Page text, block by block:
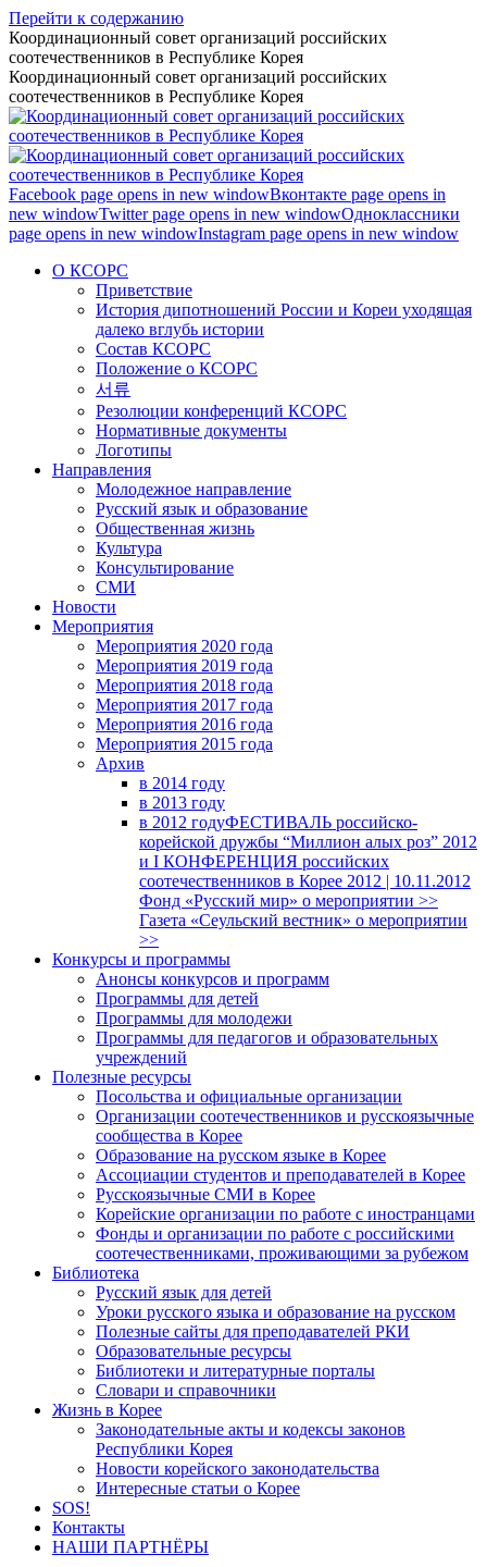
Перейти к содержанию
Координационный совет организаций российских
соотечественников в Республике Корея
Координационный совет организаций российских
соотечественников в Республике Корея
Facebook page opens in new windowВконтакте page opens in
new windowTwitter page opens in new windowОдноклассники
page opens in new windowInstagram page opens in new window
О КСОРС
Приветствие
История дипотношений России и Кореи уходящая
далеко вглубь истории
Состав КСОРС
Положение о КСОРС
서류
Резолюции конференций КСОРС
Нормативные документы
Логотипы
Направления
Молодежное направление
Русский язык и образование
Общественная жизнь
Культура
Консультирование
СМИ
Новости
Мероприятия
Мероприятия 2020 года
Мероприятия 2019 года
Мероприятия 2018 годa
Мероприятия 2017 года
Мероприятия 2016 года
Мероприятия 2015 года
Архив
в 2014 году
в 2013 году
в 2012 годуФЕСТИВАЛЬ российско-
корейской дружбы “Миллион алых роз” 2012
и I КОНФЕРЕНЦИЯ российских
соотечественников в Корее 2012 | 10.11.2012
Фонд «Русский мир» о мероприятии >>
Газета «Сеульский вестник» о мероприятии
>>
Конкурсы и программы
Анонсы конкурсов и программ
Программы для детей
Программы для молодежи
Программы для педагогов и образовательных
учреждений
Полезные ресурсы
Посольства и официальные организации
Организации соотечественников и русскоязычные
сообщества в Корее
Образование на русском языке в Корее
Ассоциации студентов и преподавателей в Корее
Русскоязычные СМИ в Корее
Корейские организации по работе с иностранцами
Фонды и организации по работе с российскими
соотечественниками, проживающими за рубежом
Библиотека
Русский язык для детей
Уроки русского языка и образование на русском
Полезные сайты для преподавателей РКИ
Образовательные ресурсы
Библиотеки и литературные порталы
Словари и справочники
Жизнь в Корее
Законодательные акты и кодексы законов
Республики Корея
Новости корейского законодательства
Интересные статьи о Корее
SOS!
Контакты
НАШИ ПАРТНЁРЫ